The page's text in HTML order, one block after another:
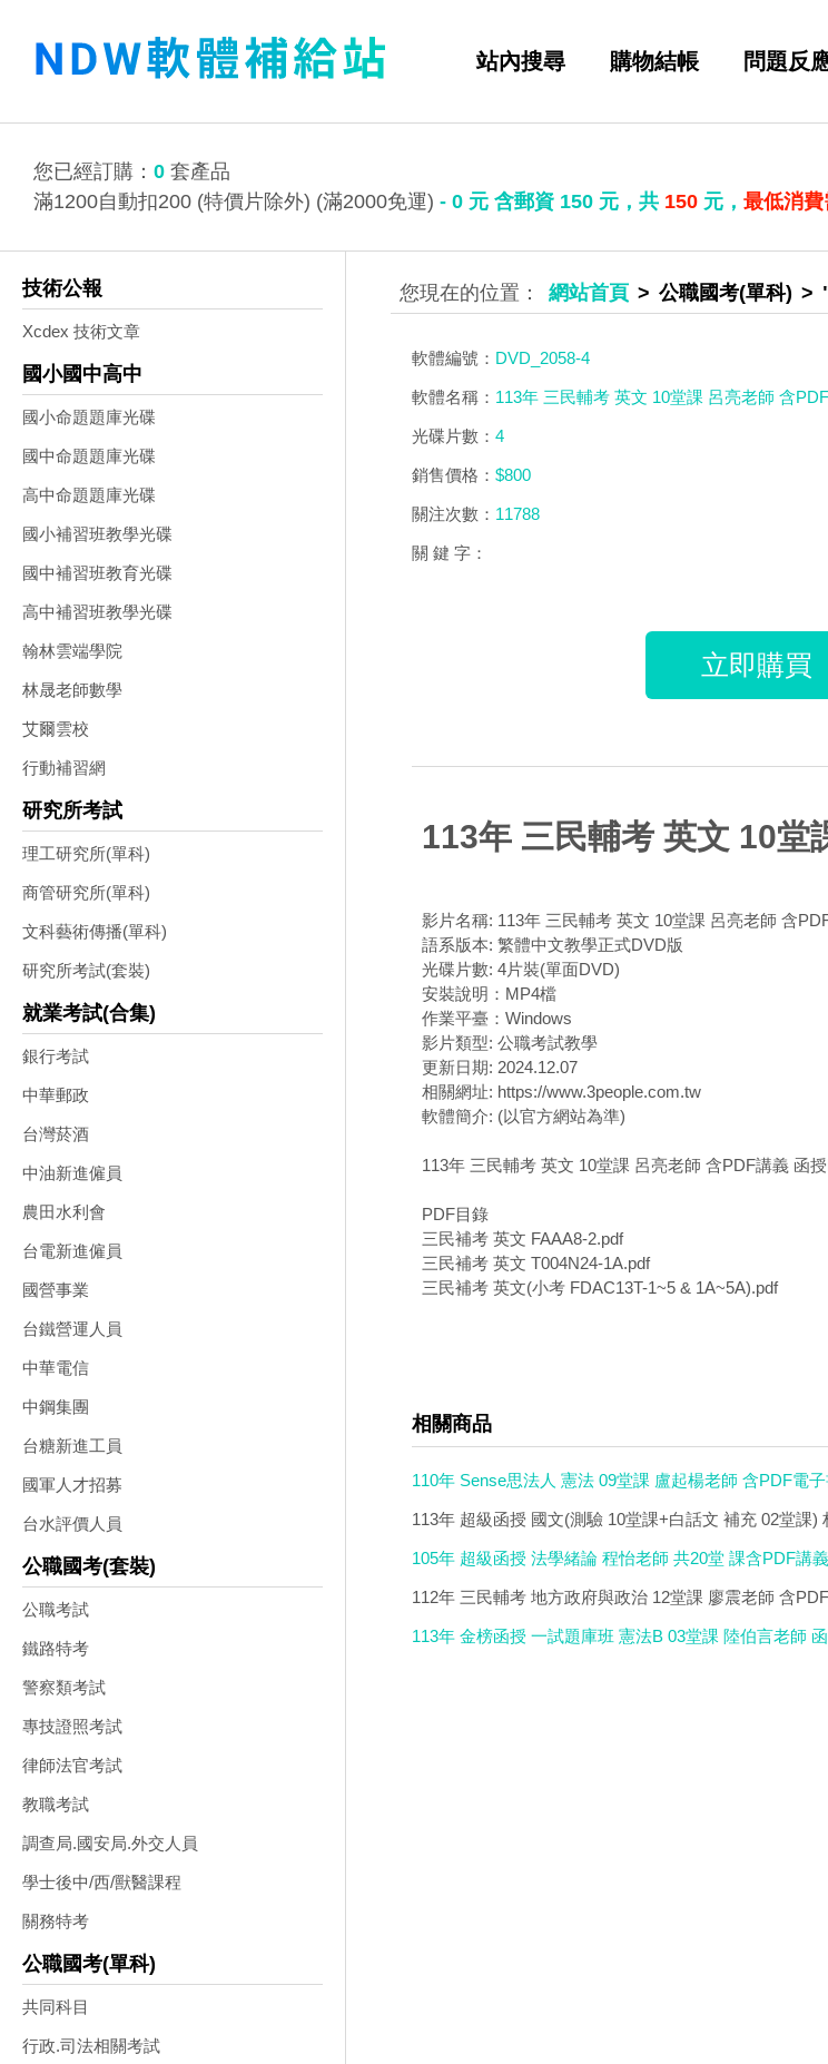
站內搜尋 購物結帳 問題反
您已經訂購： 0 套產品
滿1200自動扣200 (特價片除外) (滿2000免運) - 0 元 含郵資 150 元，共 150 元， 最低消
技術公報
Xcdex 技術文章
國小國中高中
國小命題題庫光碟
國中命題題庫光碟
高中命題題庫光碟
國小補習班教學光碟
國中補習班教育光碟
高中補習班教學光碟
翰林雲端學院
林晟老師數學
艾爾雲校
行動補習網
研究所考試
理工研究所(單科)
商管研究所(單科)
文科藝術傳播(單科)
研究所考試(套裝)
就業考試(合集)
銀行考試
中華郵政
台灣菸酒
中油新進僱員
農田水利會
台電新進僱員
國營事業
台鐵營運人員
中華電信
中鋼集團
台糖新進工員
國軍人才招募
台水評價人員
公職國考(套裝)
公職考試
鐵路特考
警察類考試
專技證照考試
律師法官考試
教職考試
調查局.國安局.外交人員
學士後中/西/獸醫課程
關務特考
公職國考(單科)
共同科目
行政.司法相關考試
網站首頁 公職國考(單科)
軟體編號： DVD_2058-4
軟體名稱： 113年 三民輔考 英文 10堂課 呂亮老師 含
光碟片數：4
銷售價格：$800
關注次數： 11788
關 鍵 字：
立即購買
113年 三民輔考 英文 10堂
影片名稱: 113年 三民輔考 英文 10堂課 呂亮老師 含
語系版本: 繁體中文教學正式DVD版
光碟片數: 4片裝(單面DVD)
安裝說明：MP4檔
作業平臺：Windows
影片類型: 公職考試教學
更新日期: 2024.12.07
相關網址: https://www.3people.com.tw
軟體簡介: (以官方網站為準)
113年 三民輔考 英文 10堂課 呂亮老師 含PDF講義 函
PDF目錄
三民補考 英文 FAAA8-2.pdf
三民補考 英文 T004N24-1A.pdf
三民補考 英文(小考 FDAC13T-1~5 & 1A~5A).pdf
相關商品
110年 Sense思法人 憲法 09堂課 盧起楊老師 含PDF電
113年 超級函授 國文(測驗 10堂課+白話文 補充 02堂課
考試)
105年 超級函授 法學緒論 程怡老師 共20堂 課含PDF講
112年 三民輔考 地方政府與政治 12堂課 廖震老師 含
113年 金榜函授 一試題庫班 憲法B 03堂課 陸伯言老師